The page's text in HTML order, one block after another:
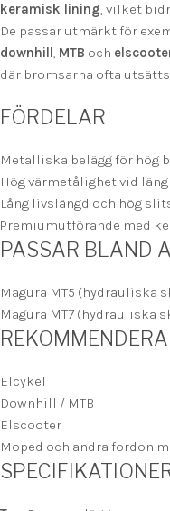
keramisk lining, vilket
De passar utmärkt för
downhill, MTB och
där bromsarna ofta
FÖRDELAR
Metalliska belägg för hög
Hög värmetålighet vid
Lång livslängd och hög
Premiumutförande med
PASSAR BLAND
Magura MT5 (hydrauliska
Magura MT7 (hydrauliska
Elcykel
Downhill / MTB
Elscooter
Moped och andra fordon